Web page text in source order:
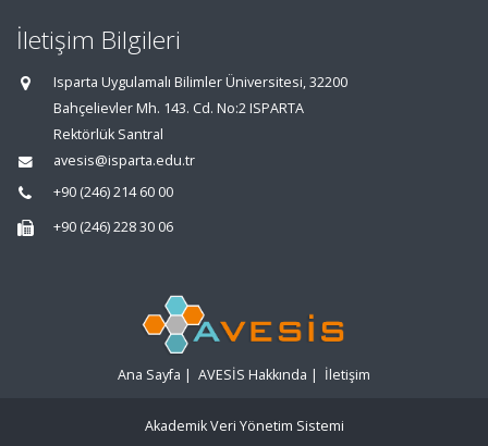
İletişim Bilgileri
Isparta Uygulamalı Bilimler Üniversitesi, 32200
Bahçelievler Mh. 143. Cd. No:2 ISPARTA
Rektörlük Santral
avesis@isparta.edu.tr
+90 (246) 214 60 00
+90 (246) 228 30 06
Ana Sayfa | AVESİS Hakkında | İletişim
Akademik Veri Yönetim Sistemi